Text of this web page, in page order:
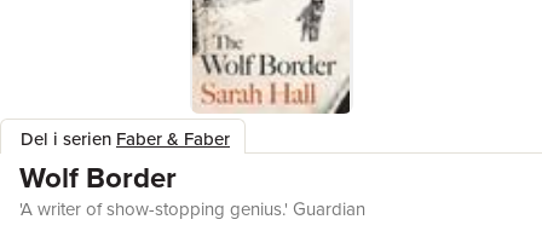
Del i serien Faber & Faber
Wolf Border
'A writer of show-stopping genius.' Guardian